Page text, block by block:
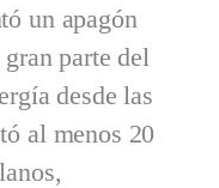
un apagón
parte del
desde las
al menos 20